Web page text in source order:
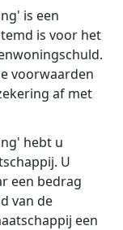
is een
is voor het
voorwaarden
af met
hebt u
U
een bedrag
van de
een